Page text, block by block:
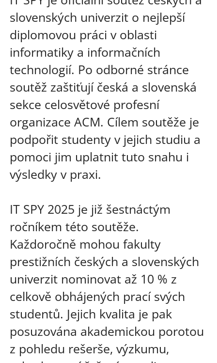
slovenských univerzit o nejlepší
diplomovou práci v oblasti
informatiky a informačních
technologií. Po odborné stránce
soutěž zaštiťují česká a slovenská
sekce celosvětové profesní
organizace ACM. Cílem soutěže je
podpořit studenty v jejich studiu a
pomoci jim uplatnit tuto snahu i
výsledky v praxi.
IT SPY 2025 je již šestnáctým
ročníkem této soutěže.
Každoročně mohou fakulty
prestižních českých a slovenských
univerzit nominovat až 10 % z
celkově obhájených prací svých
studentů. Jejich kvalita je pak
posuzována akademickou porotou
z pohledu rešerše, výzkumu,